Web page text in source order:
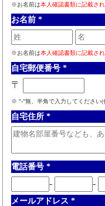
※お名前は本人確認書類に記載さ
お名前 *
※お名前は本人確認書類に記載さ
自宅郵便番号 *
〒
※ "-"無、半角で入力してください(
自宅住所 *
電話番号 *
- -
メールアドレス *